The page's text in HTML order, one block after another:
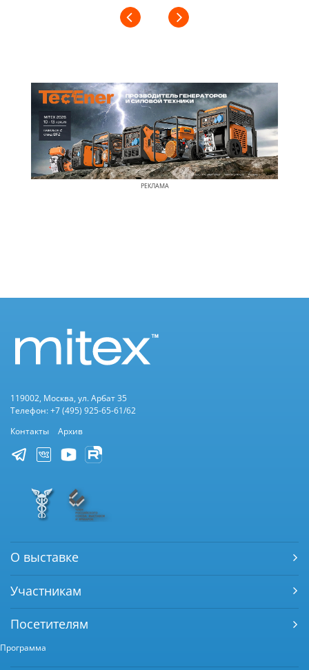
РЕКЛАМА
119002, Москва, ул. Арбат 35
Телефон: +7 (495) 925-65-61/62
Контакты
Архив
О выставке
Участникам
Посетителям
Программа